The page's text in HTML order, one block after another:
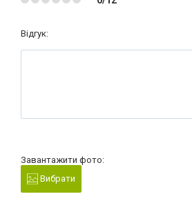
Відгук:
Завантажити фото:
Вибрати